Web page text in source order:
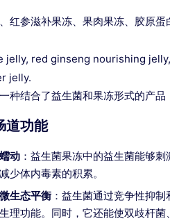
红参滋补果冻、果肉果冻、胶原
jelly, red ginseng nourishing
jelly.
种结合了益生菌和果冻形式的产
道功能
动 ：益生菌果冻中的益生菌能够
少体内毒素的积累。
生态平衡 ：益生菌通过竞争性抑
理功能。同时，它还能使双歧杆